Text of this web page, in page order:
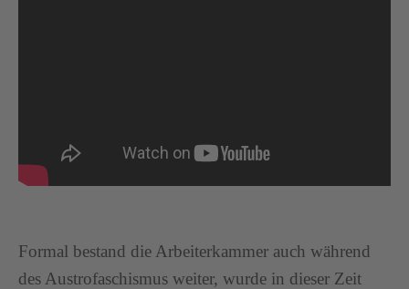
Formal bestand die Arbeiterkammer auch während
des Austrofaschismus weiter, wurde in dieser Zeit